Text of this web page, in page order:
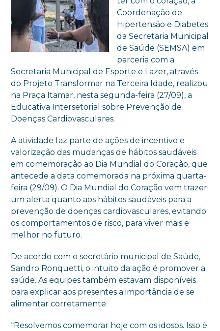
Coordenação de
Hipertensão e Diabetes
da Secretaria Municipal
de Saúde (SEMSA) em
parceria com a
Secretaria Municipal de Esporte e Lazer, através
do Projeto Transformar na Terceira Idade, realizou
na Praça Itamar, nesta segunda-feira (27/09), a
Educativa Intersetorial sobre Prevenção de
Doenças Cardiovasculares.
A atividade faz parte de ações de incentivo e
valorização das mudanças de hábitos saudáveis
em comemoração ao Dia Mundial do Coração, que
antecede a data comemorada na próxima quarta-
feira (29/09). O Dia Mundial do Coração vem trazer
um alerta quanto aos hábitos saudáveis para a
prevenção de doenças cardiovasculares, evitando
os comportamentos de risco, para viver mais e
melhor no futuro.
De acordo com o secretário municipal de Saúde,
Sandro Ronquetti, o intuito da ação é promover a
saúde. As equipes também estavam disponíveis
para explicar aos presentes a importância de se
alimentar corretamente.
“Resolvemos comemorar hoje com os idosos. Isso é